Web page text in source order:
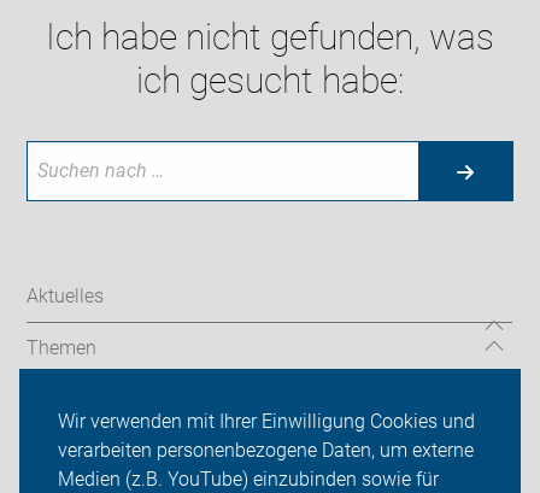
Wir verwenden mit Ihrer Einwilligung Cookies und
verarbeiten personenbezogene Daten, um externe
Medien (z.B. YouTube) einzubinden sowie für
Ich habe nicht gefunden, was
ich gesucht habe:
Aktuelles
Themen
Über uns